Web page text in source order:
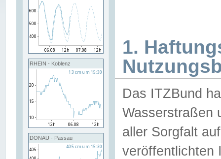
RHEIN - Koblenz
DONAU - Passau
1.
Das ITZBund
Wasserstraßen
aller Sorgfalt
veröffentlichten